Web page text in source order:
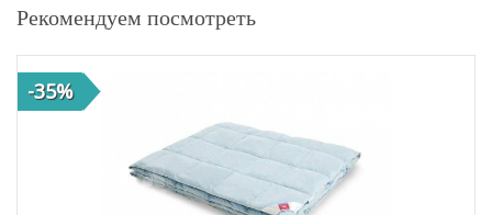
Рекомендуем посмотреть
-35%